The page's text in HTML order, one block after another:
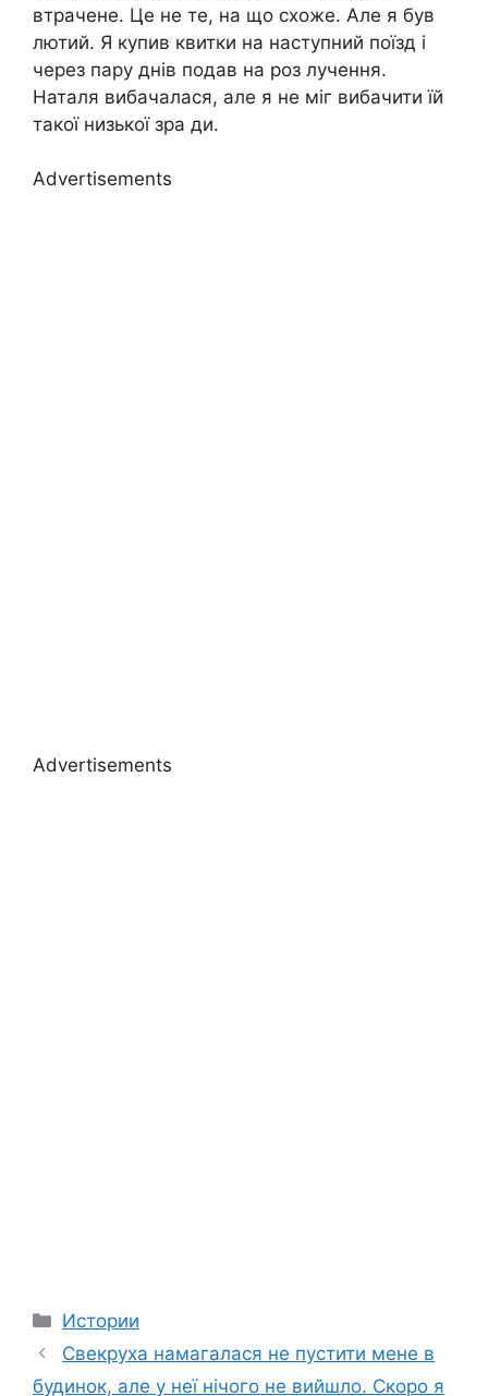
втрачене. Це не те, на що схоже. Але я був
лютий. Я купив квитки на наступний поїзд і
через пару днів подав на роз лучення.
Наталя вибачалася, але я не міг вибачити їй
такої низької зра ди.
Advertisements
Advertisements
Categories
Истории
Свекруха намагалася не пустити мене в
будинок, але у неї нічого не вийшло. Скоро я